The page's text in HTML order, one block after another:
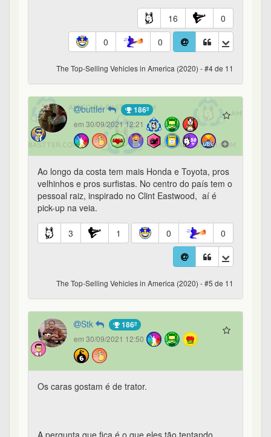
16
0
0
0
The Top-Selling Vehicles in America (2020) - #4 de 11
buttler 186º
em 30/09/2021 12:21
Ao longo da costa tem mais Honda e Toyota, pros
velhinhos e pros surfistas. No centro do país tem o
pessoal raiz, inspirado no Clint Eastwood, aí é
pick-up na veia.
3 1 0 0
The Top-Selling Vehicles in America (2020) - #5 de 11
Stk 186º
em 30/09/2021 12:50
Os caras gostam é de trator.